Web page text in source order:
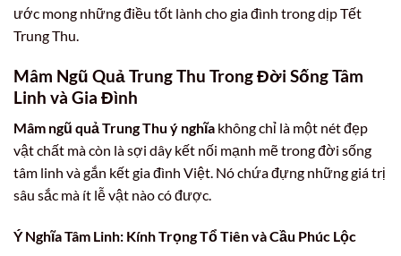
ước mong những điều tốt lành cho gia đình trong dịp Tết
Trung Thu.
Mâm Ngũ Quả Trung Thu Trong Đời Sống Tâm
Linh và Gia Đình
Mâm ngũ quả Trung Thu ý nghĩa không chỉ là một nét đẹp
vật chất mà còn là sợi dây kết nối mạnh mẽ trong đời sống
tâm linh và gắn kết gia đình Việt. Nó chứa đựng những giá trị
sâu sắc mà ít lễ vật nào có được.
Ý Nghĩa Tâm Linh: Kính Trọng Tổ Tiên và Cầu Phúc Lộc